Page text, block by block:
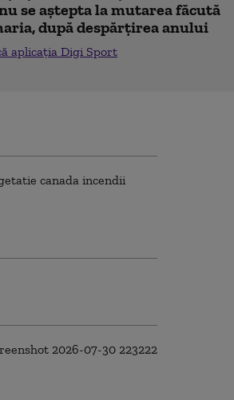
se aștepta la mutarea făcută
după despărțirea anului
aplicația Digi Sport